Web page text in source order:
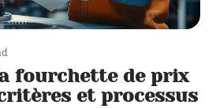
fourchette de prix
et processus